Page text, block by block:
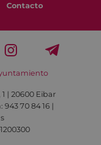
Contacto
| 20600 Eibar
943 70 84 16 |